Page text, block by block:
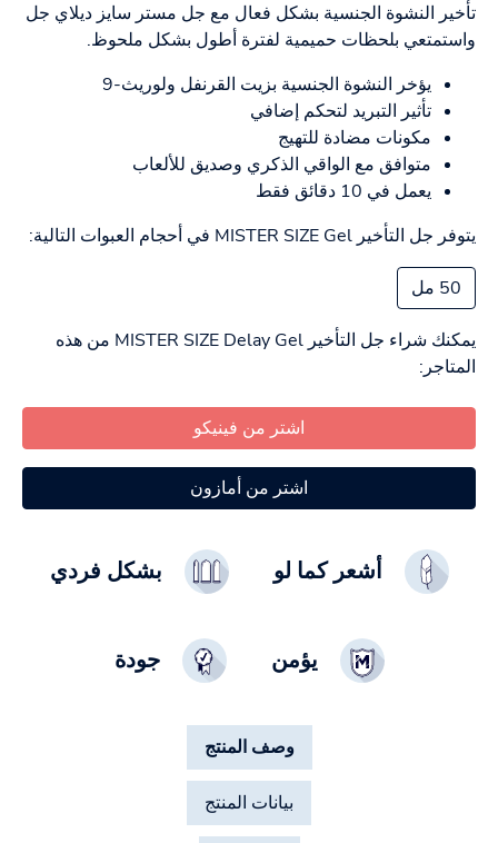
تأخير النشوة الجنسية بشكل فعال مع جل مستر سايز ديلاي جل
واستمتعي بلحظات حميمية لفترة أطول بشكل ملحوظ.
يؤخر النشوة الجنسية بزيت القرنفل ولوريث-9
تأثير التبريد لتحكم إضافي
مكونات مضادة للتهيج
متوافق مع الواقي الذكري وصديق للألعاب
يعمل في 10 دقائق فقط
يتوفر جل التأخير MISTER SIZE Gel في أحجام العبوات التالية:
50 مل
يمكنك شراء جل التأخير MISTER SIZE Delay Gel من هذه
المتاجر:
اشتر من فينيكو
اشتر من أمازون
أشعر كما لو بشكل فردي
يؤمن جودة
وصف المنتج
بيانات المنتج